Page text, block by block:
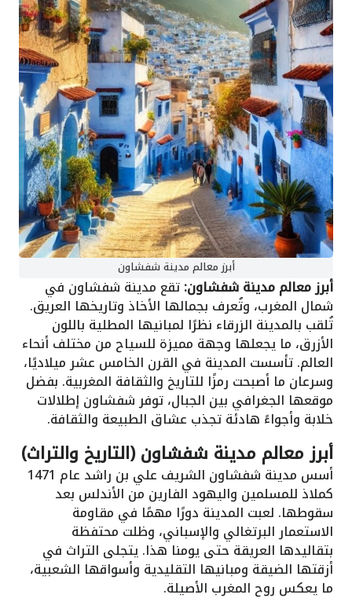
أبرز معالم مدينة شفشاون
أبرز معالم مدينة شفشاون:تقع مدينة شفشاون في
شمال المغرب، وتُعرف بجمالها الأخاذ وتاريخها العريق.
تُلقب بالمدينة الزرقاء نظرًا لمبانيها المطلية باللون
الأزرق، ما يجعلها وجهة مميزة للسياح من مختلف أنحاء
العالم. تأسست المدينة في القرن الخامس عشر ميلاديًا،
وسرعان ما أصبحت رمزًا للتاريخ والثقافة المغربية. بفضل
موقعها الجغرافي بين الجبال، توفر شفشاون إطلالات
خلابة وأجواءً هادئة تجذب عشاق الطبيعة والثقافة.
أبرز معالم مدينة شفشاون (التاريخ والتراث)
أسس مدينة شفشاون الشريف علي بن راشد عام 1471
كملاذ للمسلمين واليهود الفارين من الأندلس بعد
سقوطها. لعبت المدينة دورًا مهمًا في مقاومة
الاستعمار البرتغالي والإسباني، وظلت محتفظة
بتقاليدها العريقة حتى يومنا هذا. يتجلى التراث في
أزقتها الضيقة ومبانيها التقليدية وأسواقها الشعبية،
ما يعكس روح المغرب الأصيلة.